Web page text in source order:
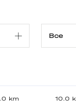
km 10.0